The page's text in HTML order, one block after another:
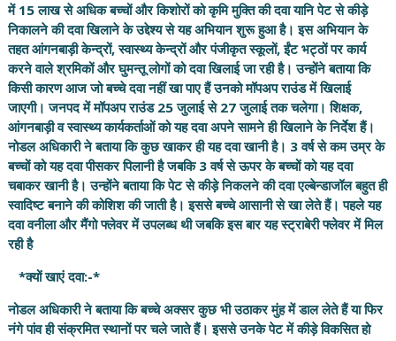
में 15 लाख से अधिक बच्चों और किशोरों को कृमि मुक्ति की दवा यानि पेट से कीड़े
निकालने की दवा खिलाने के उद्देश्य से यह अभियान शुरू हुआ है। इस अभियान के
तहत आंगनबाड़ी केन्द्रों, स्वास्थ्य केन्द्रों और पंजीकृत स्कूलों, ईंट भट्ठों पर कार्य
करने वाले श्रमिकों और घुमन्तू लोगों को दवा खिलाई जा रही है। उन्होंने बताया कि
किसी कारण आज जो बच्चे दवा नहीं खा पाए हैं उनको मॉपअप राउंड में खिलाई
जाएगी। जनपद में मॉपअप राउंड 25 जुलाई से 27 जुलाई तक चलेगा। शिक्षक,
आंगनबाड़ी व स्वास्थ्य कार्यकर्ताओं को यह दवा अपने सामने ही खिलाने के निर्देश हैं।
नोडल अधिकारी ने बताया कि कुछ खाकर ही यह दवा खानी है। 3 वर्ष से कम उम्र के
बच्चों को यह दवा पीसकर पिलानी है जबकि 3 वर्ष से ऊपर के बच्चों को यह दवा
चबाकर खानी है। उन्होंने बताया कि पेट से कीड़े निकलने की दवा एल्बेन्डाजॉल बहुत ही
स्वादिष्ट बनाने की कोशिश की जाती है। इससे बच्चे आसानी से खा लेते हैं। पहले यह
दवा वनीला और मैंगो फ्लेवर में उपलब्ध थी जबकि इस बार यह स्ट्राबेरी फ्लेवर में मिल
रही है
*क्यों खाएं दवा:-*
नोडल अधिकारी ने बताया कि बच्चे अक्सर कुछ भी उठाकर मुंह में डाल लेते हैं या फिर
नंगे पांव ही संक्रमित स्थानों पर चले जाते हैं। इससे उनके पेट में कीड़े विकसित हो